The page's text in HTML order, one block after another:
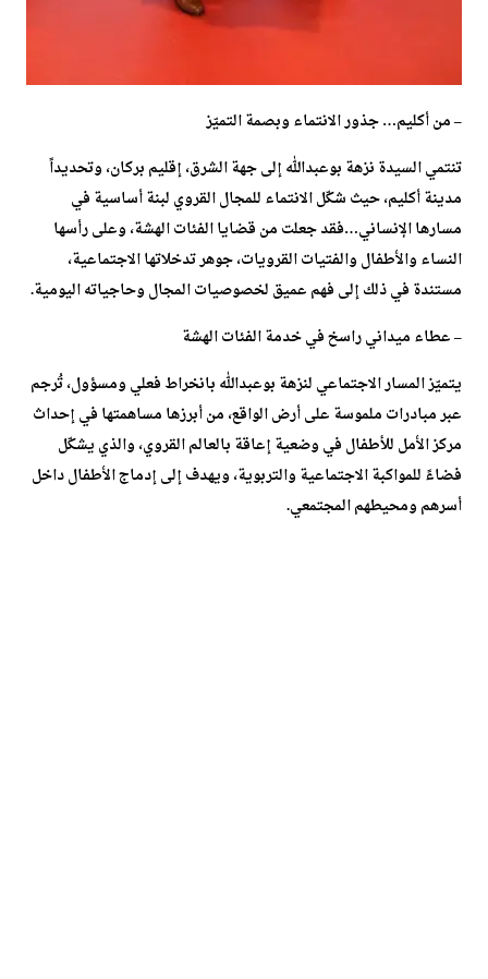
– من أكليم… جذور الانتماء وبصمة التميّز
تنتمي السيدة نزهة بوعبدالله إلى جهة الشرق، إقليم بركان، وتحديداً
مدينة أكليم، حيث شكّل الانتماء للمجال القروي لبنة أساسية في
مسارها الإنساني…فقد جعلت من قضايا الفئات الهشة، وعلى رأسها
النساء والأطفال والفتيات القرويات، جوهر تدخلاتها الاجتماعية،
مستندة في ذلك إلى فهم عميق لخصوصيات المجال وحاجياته اليومية.
– عطاء ميداني راسخ في خدمة الفئات الهشة
يتميّز المسار الاجتماعي لنزهة بوعبدالله بانخراط فعلي ومسؤول، تُرجم
عبر مبادرات ملموسة على أرض الواقع، من أبرزها مساهمتها في إحداث
مركز الأمل للأطفال في وضعية إعاقة بالعالم القروي، والذي يشكّل
فضاءً للمواكبة الاجتماعية والتربوية، ويهدف إلى إدماج الأطفال داخل
أسرهم ومحيطهم المجتمعي.